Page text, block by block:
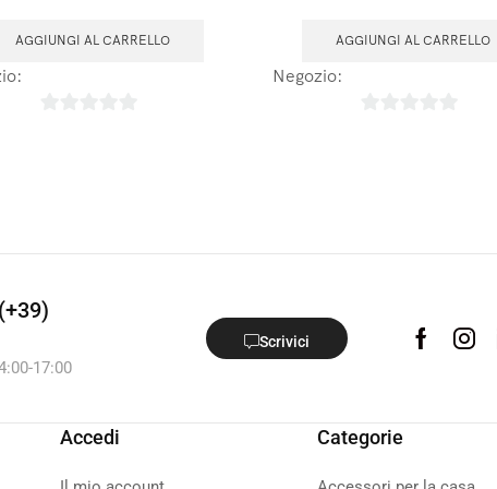
AGGIUNGI AL CARRELLO AGGIUNGI AL CARRELLO
Negozio:
17:00
Scrivici
Accedi Categorie